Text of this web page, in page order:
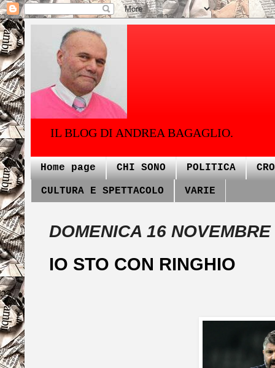
IL BLOG DI ANDREA BAGAGLIO.
Home page CHI SONO POLITICA
CULTURA E SPETTACOLO VARIE
DOMENICA 16
IO STO CON RINGHIO